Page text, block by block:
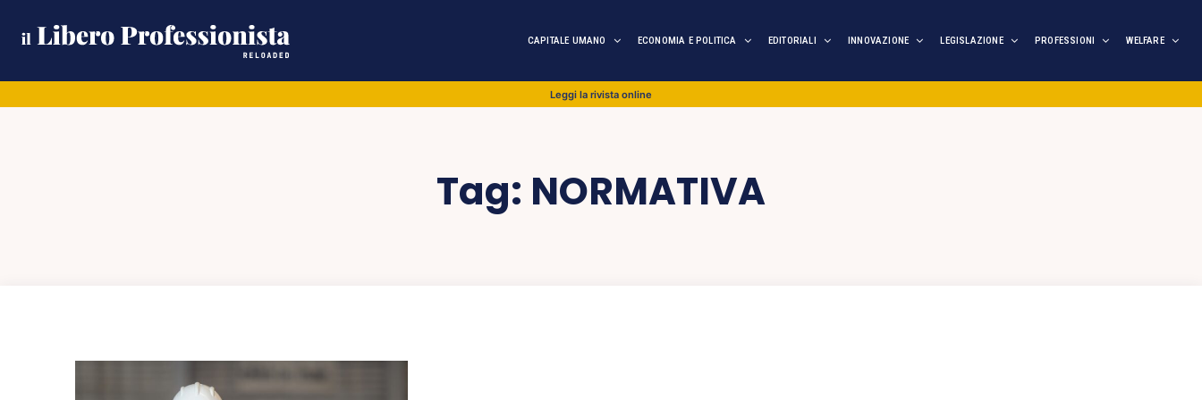
CAPITALE UMANO ECONOMIA E POLITICA EDITORIALI INNOVAZIONE LEGISLAZIONE PROFESSIONI WELFARE
Leggi la rivista online
Tag: NORMATIVA